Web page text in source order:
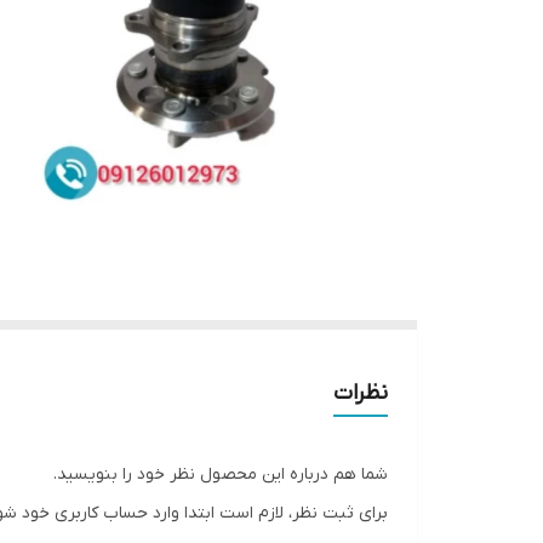
نظرات
شما هم درباره این محصول نظر خود را بنویسید.
برای ثبت نظر، لازم است ابتدا وارد حساب کاربری خود